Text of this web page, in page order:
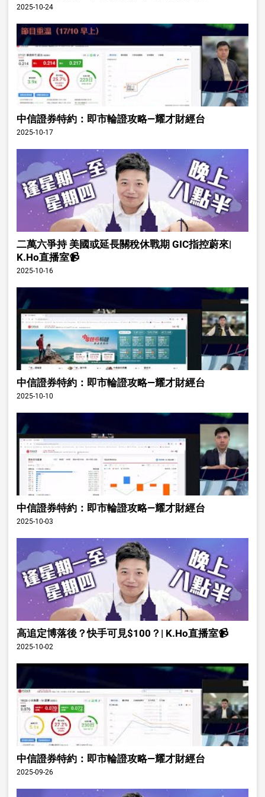
2025-10-24
中信證券特約：即市輪證攻略—耀才財經台
2025-10-17
二萬六爭持 美國或延長關稅休戰期 GIC指控蔚來|
K.Ho直播室📹
2025-10-16
中信證券特約：即市輪證攻略—耀才財經台
2025-10-10
中信證券特約：即市輪證攻略—耀才財經台
2025-10-03
高追定博落後？快手可見$100？| K.Ho直播室📹
2025-10-02
中信證券特約：即市輪證攻略—耀才財經台
2025-09-26